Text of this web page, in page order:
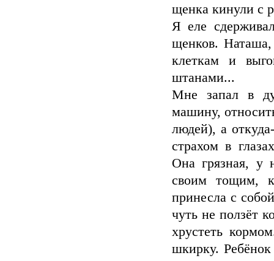
щенка кинули с
Я еле
щенков. Наташа,
клеткам и
штанами...
Мне запал в
машину,
людей), а
страхом в
Она грязная, у
своим тощим,
принесла с
чуть не ползёт
хрустеть
шкирку.